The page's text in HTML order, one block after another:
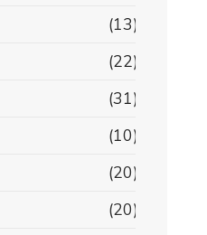
(13)
(22)
(31)
(10)
(20)
(20)